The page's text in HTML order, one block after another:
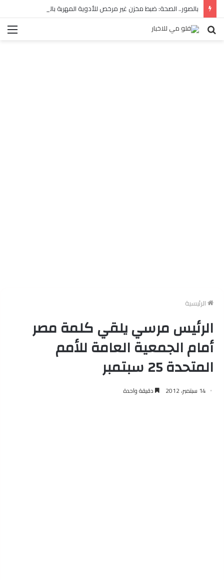
بالصور.. الصحة: ضبط مخزن غير مرخص للأدوية المهربة بالبساتين
بحث
الرئيسية
الرئيس مرسي يلقي كلمة مصر
أمام الجمعية العامة للأمم
المتحدة 25 سبتمبر
14 سبتمبر، 2012 دقيقة واحدة